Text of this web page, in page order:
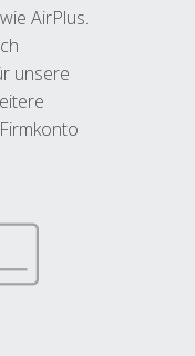
AirPlus.
unsere